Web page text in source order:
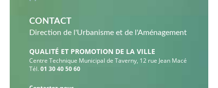
CONTACT
Direction de l'Urbanisme et de l'Aménagement
QUALITÉ ET PROMOTION DE LA VILLE
Centre Technique Municipal de Taverny, 12 rue Jean Macé
Tél.01 30 40 50 60